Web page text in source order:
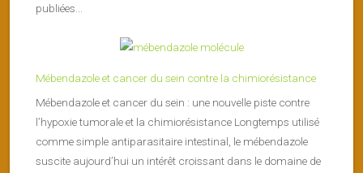
publiées...
Mébendazole et cancer du sein contre la chimiorésistance
Mébendazole et cancer du sein : une nouvelle piste contre
l’hypoxie tumorale et la chimiorésistance Longtemps utilisé
comme simple antiparasitaire intestinal, le mébendazole
suscite aujourd’hui un intérêt croissant dans le domaine de